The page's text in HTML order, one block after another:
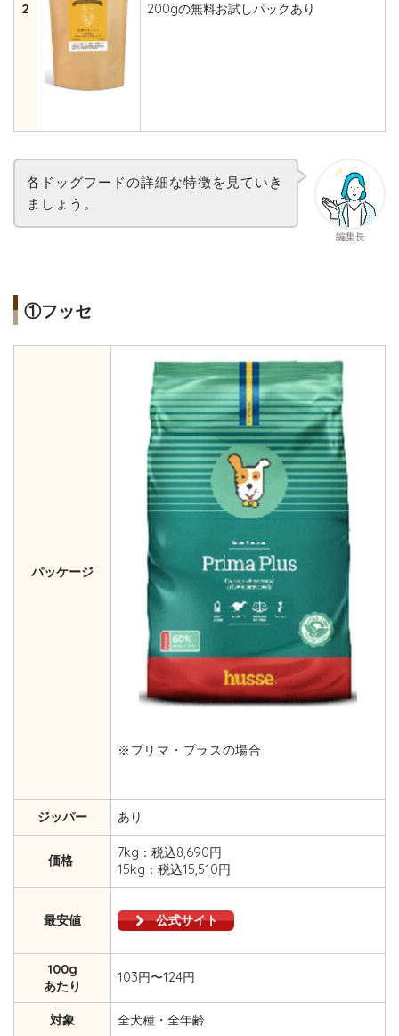
2 200gの無料お試しパックあり
編集長
各ドッグフードの詳細な特徴を見ていき
ましょう。
①フッセ
パッケージ
※プリマ・プラスの場合
ジッパー あり
価格
7kg：税込8,690円
15kg：税込15,510円
最安値 公式サイト
100g
あたり
103円〜124円
対象 全犬種・全年齢